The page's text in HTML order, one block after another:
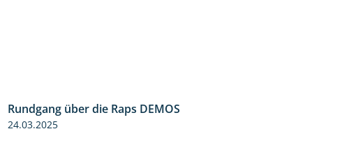
Rundgang über die Raps DEMOS